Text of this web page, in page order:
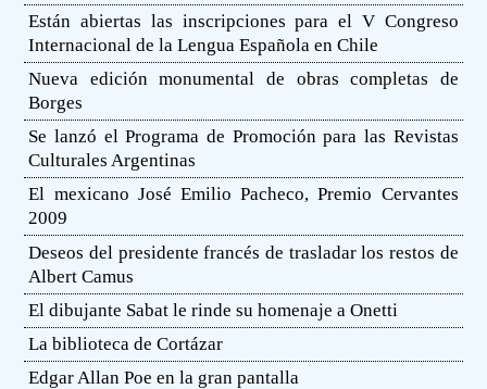
Están abiertas las inscripciones para el V Congreso
Internacional de la Lengua Española en Chile
Nueva edición monumental de obras completas de
Borges
Se lanzó el Programa de Promoción para las Revistas
Culturales Argentinas
El mexicano José Emilio Pacheco, Premio Cervantes
2009
Deseos del presidente francés de trasladar los restos de
Albert Camus
El dibujante Sabat le rinde su homenaje a Onetti
La biblioteca de Cortázar
Edgar Allan Poe en la gran pantalla